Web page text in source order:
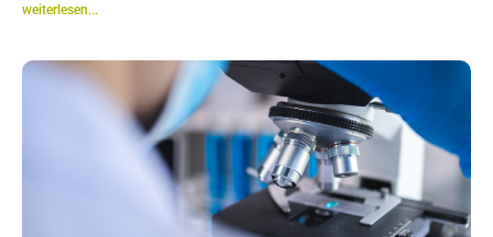
weiterlesen...